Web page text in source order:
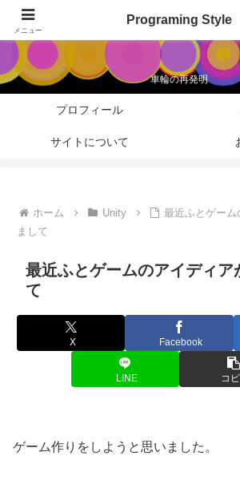
Programing Style
車輪の再発明
プロフィール
サイトについて
ホーム Unity
最近ふとゲー
まして
最近ふとゲームのアイディア
て
X Facebook
LINE コ
ゲーム作りをしようと思いました。
メニュー
Programing Style